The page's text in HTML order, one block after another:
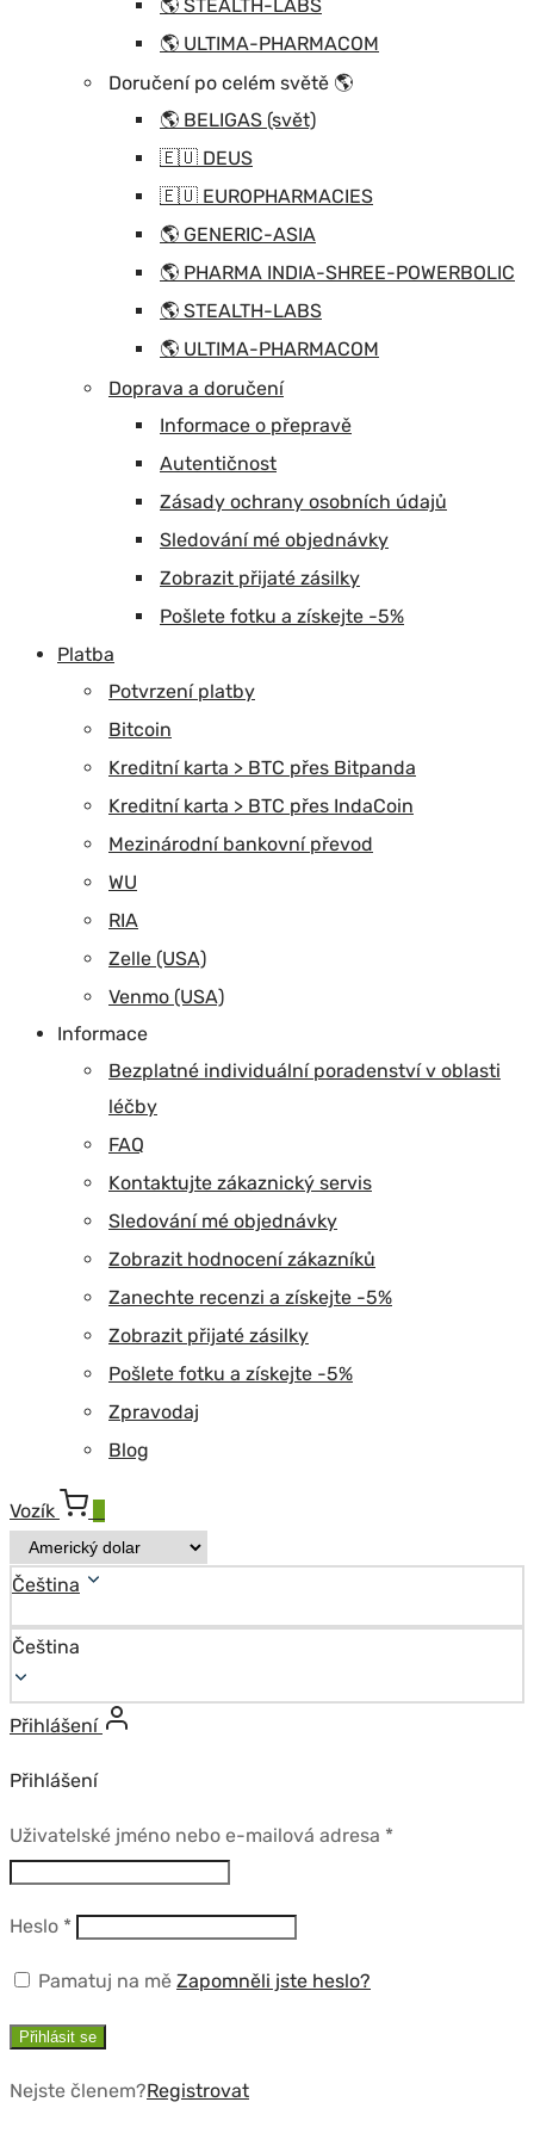
🌎 STEALTH-LABS
🌎 ULTIMA-PHARMACOM
Doručení po celém světě 🌎
🌎 BELIGAS (svět)
🇪🇺 DEUS
🇪🇺 EUROPHARMACIES
🌎 GENERIC-ASIA
🌎 PHARMA INDIA-SHREE-POWERBOLIC
🌎 STEALTH-LABS
🌎 ULTIMA-PHARMACOM
Doprava a doručení
Informace o přepravě
Autentičnost
Zásady ochrany osobních údajů
Sledování mé objednávky
Zobrazit přijaté zásilky
Pošlete fotku a získejte -5%
Platba
Potvrzení platby
Bitcoin
Kreditní karta > BTC přes Bitpanda
Kreditní karta > BTC přes IndaCoin
Mezinárodní bankovní převod
WU
RIA
Zelle (USA)
Venmo (USA)
Informace
Bezplatné individuální poradenství v oblasti
léčby
FAQ
Kontaktujte zákaznický servis
Sledování mé objednávky
Zobrazit hodnocení zákazníků
Zanechte recenzi a získejte -5%
Zobrazit přijaté zásilky
Pošlete fotku a získejte -5%
Zpravodaj
Blog
Vozík
Čeština
Čeština
Přihlášení
Přihlášení
Uživatelské jméno nebo e-mailová adresa *Povinné
Heslo *Povinné
Pamatuj na mě Zapomněli jste heslo?
Přihlásit se
Nejste členem?Registrovat